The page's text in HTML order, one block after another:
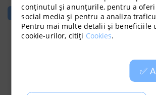
conținutul și anunțurile, pentru a
social media și pentru a analiza
Pentru mai multe detalii și beneficiile
cookie-urilor, citiți Cookies.
✅